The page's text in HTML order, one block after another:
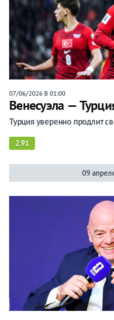
07/06/2026 В 01:00
Венесуэла —
Турция уверенно продлит
2.91
09